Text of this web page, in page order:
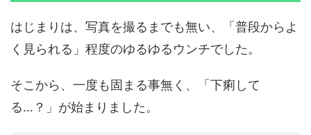
はじまりは、写真を撮るまでも無い、「普段からよ
く見られる」程度のゆるゆるウンチでした。
そこから、一度も固まる事無く、「下痢して
る…？」が始まりました。